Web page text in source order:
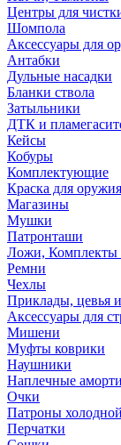
Центры для
Шомпола
Аксессуары для
Антабки
Дульные насадки
Бланки ствола
Затыльники
ДТК и
Кейсы
Кобуры
Комплектующие
Краска для оружия
Магазины
Мушки
Патронташи
Ложи, Комплекты
Ремни
Чехлы
Приклады, цевья
Аксессуары для
Мишени
Муфты коврики
Наушники
Наплечные
Очки
Патроны
Перчатки